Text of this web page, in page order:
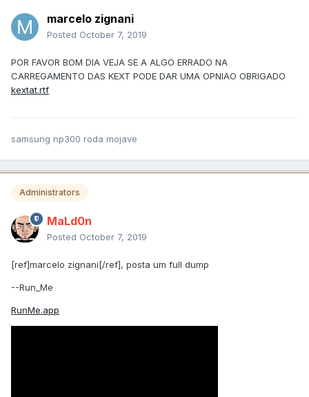
marcelo zignani
Posted October 7, 2019
POR FAVOR BOM DIA VEJA SE A ALGO ERRADO NA
CARREGAMENTO DAS KEXT PODE DAR UMA OPNIAO OBRIGADO
kextat.rtf
samsung np300 roda mojave
Administrators
MaLd0n
Posted October 7, 2019
[ref]marcelo zignani[/ref], posta um full dump
--Run_Me
RunMe.app